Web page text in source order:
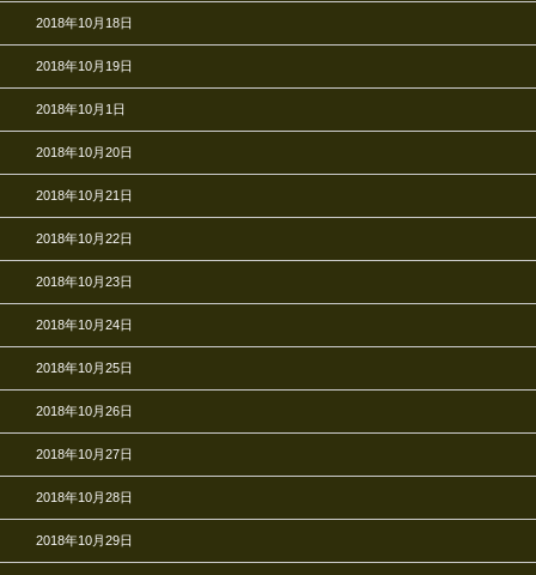
2018年10月18日
2018年10月19日
2018年10月1日
2018年10月20日
2018年10月21日
2018年10月22日
2018年10月23日
2018年10月24日
2018年10月25日
2018年10月26日
2018年10月27日
2018年10月28日
2018年10月29日